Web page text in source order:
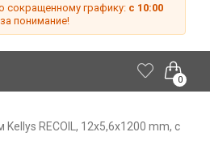
сокращенному графику: с 10:00
понимание!
0
RECOIL, 12х5,6х1200 mm, с